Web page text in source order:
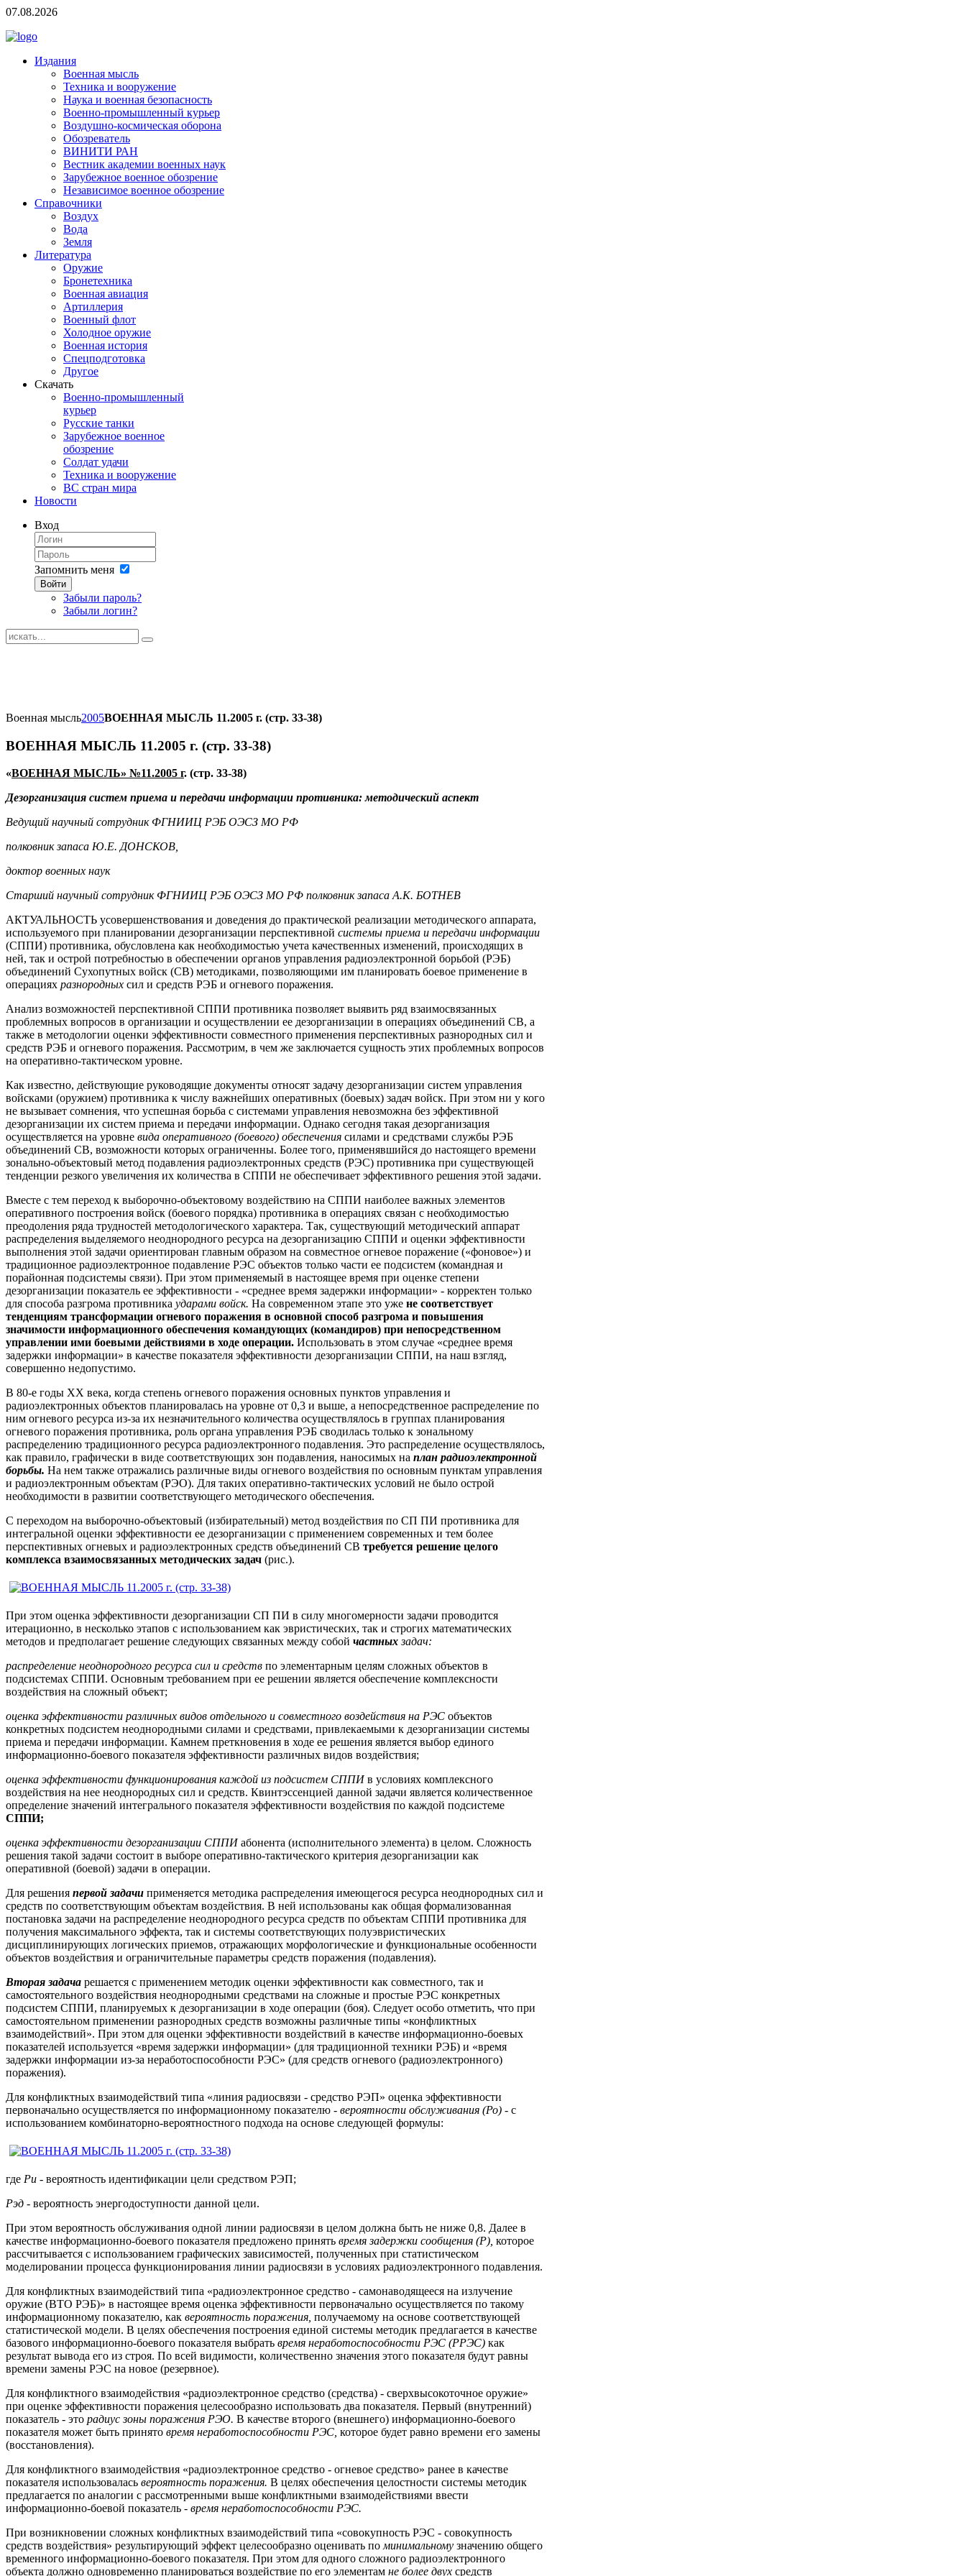
07.08.2026
Издания
Военная мысль
Техника и вооружение
Наука и военная безопасность
Военно-промышленный курьер
Воздушно-космическая оборона
Обозреватель
ВИНИТИ РАН
Вестник академии военных наук
Зарубежное военное обозрение
Независимое военное обозрение
Справочники
Воздух
Вода
Земля
Литература
Оружие
Бронетехника
Военная авиация
Артиллерия
Военный флот
Холодное оружие
Военная история
Спецподготовка
Другое
Скачать
Военно-промышленный
курьер
Русские танки
Зарубежное военное
обозрение
Солдат удачи
Техника и вооружение
ВС стран мира
Новости
Вход
Запомнить меня
Войти
Забыли пароль?
Забыли логин?
Военная мысль2005ВОЕННАЯ МЫСЛЬ 11.2005 г. (стр. 33-38)
ВОЕННАЯ МЫСЛЬ 11.2005 г. (стр. 33-38)
«ВОЕННАЯ МЫСЛЬ» №11.2005 г. (стр. 33-38)
Дезорганизация систем приема и передачи информации противника: методический аспект
Ведущий научный сотрудник ФГНИИЦ РЭБ ОЭСЗ МО РФ
полковник запаса Ю.Е. ДОНСКОВ,
доктор военных наук
Старший научный сотрудник ФГНИИЦ РЭБ ОЭСЗ МО РФ полковник запаса А.К. БОТНЕВ
АКТУАЛЬНОСТЬ усовершенствования и доведения до практической реализации методического аппарата,
используемого при планировании дезорганизации перспективной системы приема и передачи информации
(СППИ) противника, обусловлена как необходимостью учета качественных изменений, происходящих в
ней, так и острой потребностью в обеспечении органов управления радиоэлектронной борьбой (РЭБ)
объединений Сухопутных войск (СВ) методиками, позволяющими им планировать боевое применение в
операциях разнородных сил и средств РЭБ и огневого поражения.
Анализ возможностей перспективной СППИ противника позволяет выявить ряд взаимосвязанных
проблемных вопросов в организации и осуществлении ее дезорганизации в операциях объединений СВ, а
также в методологии оценки эффективности совместного применения перспективных разнородных сил и
средств РЭБ и огневого поражения. Рассмотрим, в чем же заключается сущность этих проблемных вопросов
на оперативно-тактическом уровне.
Как известно, действующие руководящие документы относят задачу дезорганизации систем управления
войсками (оружием) противника к числу важнейших оперативных (боевых) задач войск. При этом ни у кого
не вызывает сомнения, что успешная борьба с системами управления невозможна без эффективной
дезорганизации их систем приема и передачи информации. Однако сегодня такая дезорганизация
осуществляется на уровне вида оперативного (боевого) обеспечения силами и средствами службы РЭБ
объединений СВ, возможности которых ограниченны. Более того, применявшийся до настоящего времени
зонально-объектовый метод подавления радиоэлектронных средств (РЭС) противника при существующей
тенденции резкого увеличения их количества в СППИ не обеспечивает эффективного решения этой задачи.
Вместе с тем переход к выборочно-объектовому воздействию на СППИ наиболее важных элементов
оперативного построения войск (боевого порядка) противника в операциях связан с необходимостью
преодоления ряда трудностей методологического характера. Так, существующий методический аппарат
распределения выделяемого неоднородного ресурса на дезорганизацию СППИ и оценки эффективности
выполнения этой задачи ориентирован главным образом на совместное огневое поражение («фоновое») и
традиционное радиоэлектронное подавление РЭС объектов только части ее подсистем (командная и
порайонная подсистемы связи). При этом применяемый в настоящее время при оценке степени
дезорганизации показатель ее эффективности - «среднее время задержки информации» - корректен только
для способа разгрома противника ударами войск. На современном этапе это уже не соответствует
тенденциям трансформации огневого поражения в основной способ разгрома и повышения
значимости информационного обеспечения командующих (командиров) при непосредственном
управлении ими боевыми действиями в ходе операции. Использовать в этом случае «среднее время
задержки информации» в качестве показателя эффективности дезорганизации СППИ, на наш взгляд,
совершенно недопустимо.
В 80-е годы XX века, когда степень огневого поражения основных пунктов управления и
радиоэлектронных объектов планировалась на уровне от 0,3 и выше, а непосредственное распределение по
ним огневого ресурса из-за их незначительного количества осуществлялось в группах планирования
огневого поражения противника, роль органа управления РЭБ сводилась только к зональному
распределению традиционного ресурса радиоэлектронного подавления. Это распределение осуществлялось,
как правило, графически в виде соответствующих зон подавления, наносимых на план радиоэлектронной
борьбы. На нем также отражались различные виды огневого воздействия по основным пунктам управления
и радиоэлектронным объектам (РЭО). Для таких оперативно-тактических условий не было острой
необходимости в развитии соответствующего методического обеспечения.
С переходом на выборочно-объектовый (избирательный) метод воздействия по СП ПИ противника для
интегральной оценки эффективности ее дезорганизации с применением современных и тем более
перспективных огневых и радиоэлектронных средств объединений СВ требуется решение целого
комплекса взаимосвязанных методических задач (рис.).
При этом оценка эффективности дезорганизации СП ПИ в силу многомерности задачи проводится
итерационно, в несколько этапов с использованием как эвристических, так и строгих математических
методов и предполагает решение следующих связанных между собой частныхзадач:
распределение неоднородного ресурса сил и средств по элементарным целям сложных объектов в
подсистемах СППИ. Основным требованием при ее решении является обеспечение комплексности
воздействия на сложный объект;
оценка эффективности различных видов отдельного и совместного воздействия на РЭС объектов
конкретных подсистем неоднородными силами и средствами, привлекаемыми к дезорганизации системы
приема и передачи информации. Камнем преткновения в ходе ее решения является выбор единого
информационно-боевого показателя эффективности различных видов воздействия;
оценка эффективности функционирования каждой из подсистем СППИв условиях комплексного
воздействия на нее неоднородных сил и средств. Квинтэссенцией данной задачи является количественное
определение значений интегрального показателя эффективности воздействия по каждой подсистеме
СППИ;
оценка эффективности дезорганизации СППИабонента (исполнительного элемента) в целом. Сложность
решения такой задачи состоит в выборе оперативно-тактического критерия дезорганизации как
оперативной (боевой) задачи в операции.
Для решения первой задачи применяется методика распределения имеющегося ресурса неоднородных сил и
средств по соответствующим объектам воздействия. В ней использованы как общая формализованная
постановка задачи на распределение неоднородного ресурса средств по объектам СППИ противника для
получения максимального эффекта, так и системы соответствующих полуэвристических
дисциплинирующих логических приемов, отражающих морфологические и функциональные особенности
объектов воздействия и ограничительные параметры средств поражения (подавления).
Вторая задача решается с применением методик оценки эффективности как совместного, так и
самостоятельного воздействия неоднородными средствами на сложные и простые РЭС конкретных
подсистем СППИ, планируемых к дезорганизации в ходе операции (боя). Следует особо отметить, что при
самостоятельном применении разнородных средств возможны различные типы «конфликтных
взаимодействий». При этом для оценки эффективности воздействий в качестве информационно-боевых
показателей используется «время задержки информации» (для традиционной техники РЭБ) и «время
задержки информации из-за неработоспособности РЭС» (для средств огневого (радиоэлектронного)
поражения).
Для конфликтных взаимодействий типа «линия радиосвязи - средство РЭП» оценка эффективности
первоначально осуществляется по информационному показателю - вероятности обслуживания (Ро) - с
использованием комбинаторно-вероятностного подхода на основе следующей формулы:
где Ри - вероятность идентификации цели средством РЭП;
Рэд - вероятность энергодоступности данной цели.
При этом вероятность обслуживания одной линии радиосвязи в целом должна быть не ниже 0,8. Далее в
качестве информационно-боевого показателя предложено принять время задержки сообщения (Р), которое
рассчитывается с использованием графических зависимостей, полученных при статистическом
моделировании процесса функционирования линии радиосвязи в условиях радиоэлектронного подавления.
Для конфликтных взаимодействий типа «радиоэлектронное средство - самонаводящееся на излучение
оружие (ВТО РЭБ)» в настоящее время оценка эффективности первоначально осуществляется по такому
информационному показателю, как вероятность поражения, получаемому на основе соответствующей
статистической модели. В целях обеспечения построения единой системы методик предлагается в качестве
базового информационно-боевого показателя выбрать время неработоспособности РЭС (РРЭС) как
результат вывода его из строя. По всей видимости, количественно значения этого показателя будут равны
времени замены РЭС на новое (резервное).
Для конфликтного взаимодействия «радиоэлектронное средство (средства) - сверхвысокоточное оружие»
при оценке эффективности поражения целесообразно использовать два показателя. Первый (внутренний)
показатель - это радиус зоны поражения РЭО. В качестве второго (внешнего) информационно-боевого
показателя может быть принято время неработоспособности РЭС, которое будет равно времени его замены
(восстановления).
Для конфликтного взаимодействия «радиоэлектронное средство - огневое средство» ранее в качестве
показателя использовалась вероятность поражения. В целях обеспечения целостности системы методик
предлагается по аналогии с рассмотренными выше конфликтными взаимодействиями ввести
информационно-боевой показатель - время неработоспособности РЭС.
При возникновении сложных конфликтных взаимодействий типа «совокупность РЭС - совокупность
средств воздействия» результирующий эффект целесообразно оценивать поминимальному значению общего
временного информационно-боевого показателя. При этом для одного сложного радиоэлектронного
объекта должно одновременно планироваться воздействие по его элементам не более двух средств